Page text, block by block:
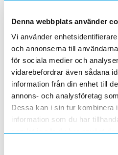
Denna webbplats använder
Vi använder
och annonserna till
för sociala medier och
vidarebefordrar även sådana
information från din enhet till
annons- och analysföretag
Dessa kan i sin tur kombinera
information som du har
samlat in när du har använt
Den 1 juni har vi ny adress i
Förändrade priser 2022-06-30
2022-05-27
Grundkurs för installatörer av
2022-04-01
En grundläggande
Förändrade priser 2022-05-01
2022-03-31
Med anledning av stigande
Ecovadis ger Elektroskandia